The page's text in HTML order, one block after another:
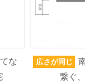
な
広さが同じ
繋ぐ